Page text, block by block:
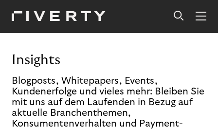
Insights
Blogposts, Whitepapers, Events,
Kundenerfolge und vieles mehr: Bleiben Sie
mit uns auf dem Laufenden in Bezug auf
aktuelle Branchenthemen,
Konsumentenverhalten und Payment-